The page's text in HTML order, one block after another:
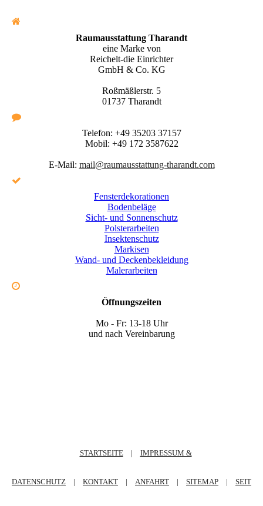
Raumausstattung Tharandt
eine Marke von
Reichelt-die Einrichter
GmbH & Co. KG
Roßmäßlerstr. 5
01737 Tharandt
Telefon: +49 35203 37157
Mobil: +49 172 3587622
E-Mail: mail@raumausstattung-tharandt.com
Fensterdekorationen
Bodenbeläge
Sicht- und Sonnenschutz
Polsterarbeiten
Insektenschutz
Markisen
Wand- und Deckenbekleidung
Malerarbeiten
Öffnungszeiten
Mo - Fr: 13-18 Uhr
und nach Vereinbarung
STARTSEITE | IMPRESSUM &
DATENSCHUTZ | KONTAKT | ANFAHRT | SITEMAP | SEIT